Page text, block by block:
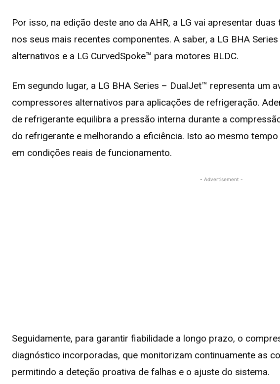
Por isso, na edição deste ano da AHR, a LG vai apresentar
nos seus mais recentes componentes. A saber, a LG BHA
alternativos e a LG CurvedSpoke™ para motores BLDC.
Em segundo lugar, a LG BHA Series – DualJet™ representa um
compressores alternativos para aplicações de refrigeração.
de refrigerante equilibra a pressão interna durante a
do refrigerante e melhorando a eficiência. Isto ao mesmo
em condições reais de funcionamento.
- Advertisement -
Seguidamente, para garantir fiabilidade a longo prazo, o
diagnóstico incorporadas, que monitorizam continuamente as
permitindo a deteção proativa de falhas e o ajuste do sistema.